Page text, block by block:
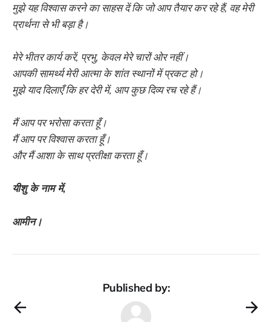
मुझे यह विश्वास करने का साहस दें कि जो आप तैयार कर रहे हैं, वह मेरी
प्रार्थना से भी बड़ा है।
मेरे भीतर कार्य करें, प्रभु, केवल मेरे चारों ओर नहीं।
आपकी सामर्थ्य मेरी आत्मा के शांत स्थानों में प्रकट हो।
मुझे याद दिलाएँ कि हर देरी में, आप कुछ दिव्य रच रहे हैं।
मैं आप पर भरोसा करता हूँ।
मैं आप पर विश्वास करता हूँ।
और मैं आशा के साथ प्रतीक्षा करता हूँ।
यीशु के नाम में,
आमीन।
Published by: